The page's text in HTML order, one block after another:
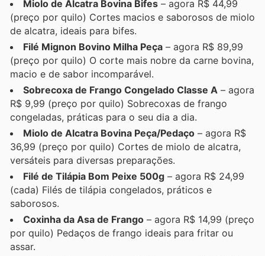
Miolo de Alcatra Bovina Bifes – agora R$ 44,99
(preço por quilo) Cortes macios e saborosos de miolo
de alcatra, ideais para bifes.
Filé Mignon Bovino Milha Peça – agora R$ 89,99
(preço por quilo) O corte mais nobre da carne bovina,
macio e de sabor incomparável.
Sobrecoxa de Frango Congelado Classe A – agora
R$ 9,99 (preço por quilo) Sobrecoxas de frango
congeladas, práticas para o seu dia a dia.
Miolo de Alcatra Bovina Peça/Pedaço – agora R$
36,99 (preço por quilo) Cortes de miolo de alcatra,
versáteis para diversas preparações.
Filé de Tilápia Bom Peixe 500g – agora R$ 24,99
(cada) Filés de tilápia congelados, práticos e
saborosos.
Coxinha da Asa de Frango – agora R$ 14,99 (preço
por quilo) Pedaços de frango ideais para fritar ou
assar.